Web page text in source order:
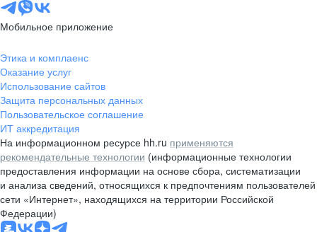
Мобильное приложение
Этика и комплаенс
Оказание услуг
Использование сайтов
Защита персональных данных
Пользовательское соглашение
ИТ аккредитация
На информационном ресурсе hh.ru применяются
рекомендательные технологии (информационные технологии
предоставления информации на основе сбора, систематизации
и анализа сведений, относящихся к предпочтениям пользователей
сети «Интернет», находящихся на территории Российской
Федерации)